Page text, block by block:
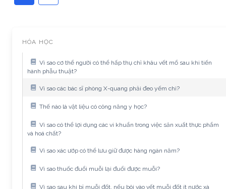
HÓA HỌC
Vì sao cơ thể người có thể hấp thụ chỉ khâu vết mổ sau khi tiến
hành phẫu thuật?
Vì sao các bác sĩ phòng X-quang phải đeo yếm chì?
Thế nào là vật liệu có công năng y học?
Vì sao có thể lợi dụng các vi khuẩn trong việc sản xuất thực phẩm
và hoá chất?
Vì sao xác ướp có thể lưu giữ được hàng ngàn năm?
Vì sao thuốc đuổi muỗi lại đuổi được muỗi?
Vì sao sau khi bị muỗi đốt, nếu bôi vào vết muỗi đốt ít nước xà